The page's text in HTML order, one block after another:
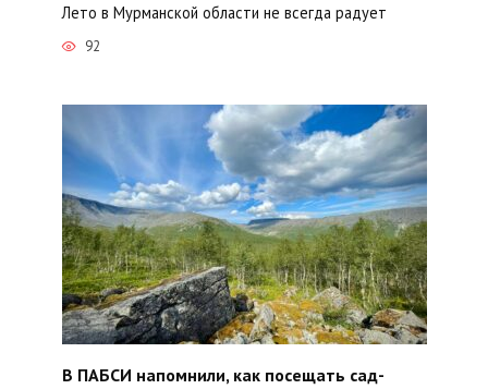
Лето в Мурманской области не всегда радует
92
В ПАБСИ напомнили, как посещать сад-